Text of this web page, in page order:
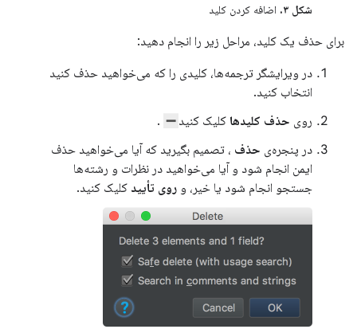
شکل ۳. اضافه کردن کلید
برای حذف یک کلید، مراحل زیر را انجام دهید:
در ویرایشگر ترجمه‌ها، کلیدی را که می‌خواهید حذف کنید
انتخاب کنید.
روی حذف کلیدها کلیک کنید
.
در پنجره‌ی حذف ، تصمیم بگیرید که آیا می‌خواهید حذف
ایمن انجام شود و آیا می‌خواهید در نظرات و رشته‌ها
جستجو انجام شود یا خیر، و روی تأیید کلیک کنید.